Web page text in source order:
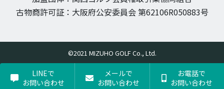
古物商許可証：大阪府公安委員会 第62106R050883号
©2021 MIZUHO GOLF Co., Ltd.
LINEで
お問い合わせ
メールで
お問い合わせ
お電話で
お問い合わせ